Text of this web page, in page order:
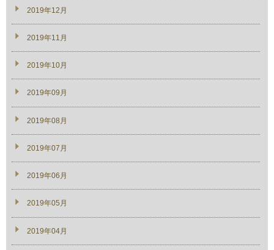
2019年12月
2019年11月
2019年10月
2019年09月
2019年08月
2019年07月
2019年06月
2019年05月
2019年04月